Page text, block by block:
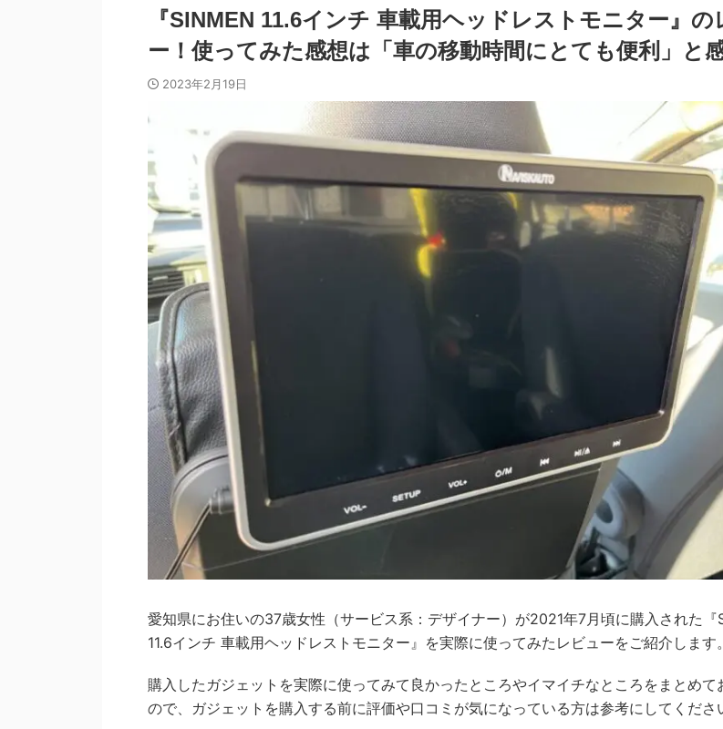
『SINMEN 11.6インチ 車載用ヘッドレストモニター』の
ー！使ってみた感想は「車の移動時間にとても便利」と
2023年2月19日
愛知県にお住いの37歳女性（サービス系：デザイナー）が2021年7月頃に購入された『
11.6インチ 車載用ヘッドレストモニター』を実際に使ってみたレビューをご紹介します。
購入したガジェットを実際に使ってみて良かったところやイマイチなところをまとめて
ので、ガジェットを購入する前に評価や口コミが気になっている方は参考にしてくださ